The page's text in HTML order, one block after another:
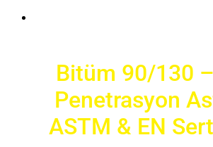
Bitüm 90/130
Penetrasyon
ASTM & EN